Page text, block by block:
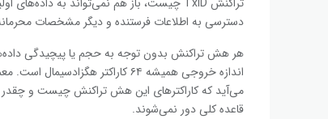
دسترسی به اطلاعات فرستنده و دیگر مشخصات
اندازه خروجی همیشه ۶۴ کاراکتر
می‌آید که کاراکترهای این هش تراکنش چیست و چقدر
قاعده کلی دور نمی‌شوند.